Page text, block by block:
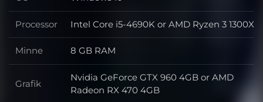
OS
Processor Processor
Intel Core i5-4690K or AMD Ryzen 3 1300X
Minne Minne
8 GB RAM
Grafik Grafik
Nvidia GeForce GTX 960 4GB or AMD
Radeon RX 470 4GB